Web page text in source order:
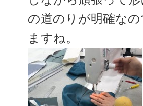
の道のりが明確な
ますね。